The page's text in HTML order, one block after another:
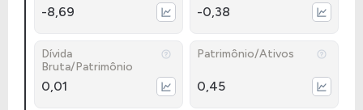
-8,69 -0,38
Dívida
Bruta/Patrimônio
0,01
Patrimônio/Ativos
0,45